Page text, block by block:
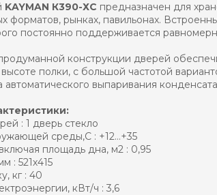
KAYMAN К390-ХС предназначен для
форматов, рынках, павильонах.
постоянно поддерживается
конструкции дверей
полки, с большой частотой
выпаривания
: 1 дверь стекло
среды,С : +12…+35
площадь дна, м2 : 0,95
: 521х415
кг : 40
кВт/ч : 3,6